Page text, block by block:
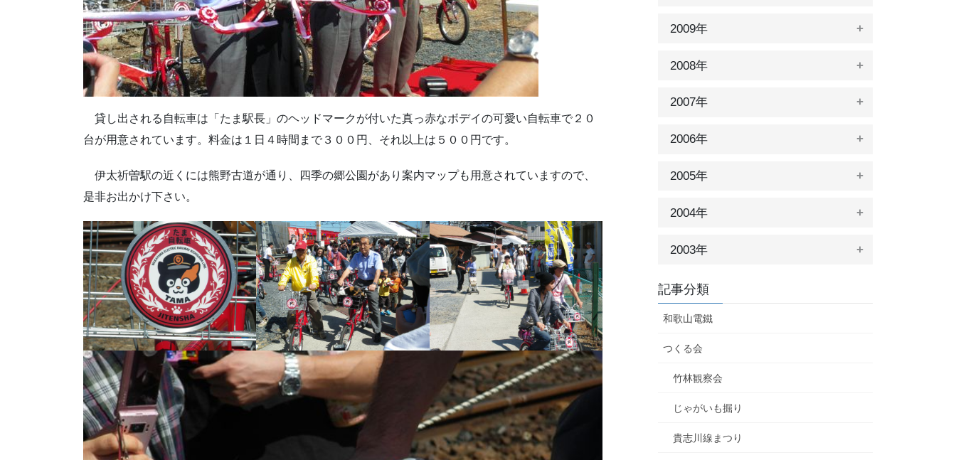
貸し出される自転車は「たま駅長」のヘッドマークが付いた真っ赤なボデイの可愛い自転車で２０
台が用意されています。料金は１日４時間まで３００円、それ以上は５００円です。
伊太祈曽駅の近くには熊野古道が通り、四季の郷公園があり案内マップも用意されていますので、
是非お出かけ下さい。
2009年
2008年
2007年
2006年
2005年
2004年
2003年
記事分類
和歌山電鐵
つくる会
竹林観察会
じゃがいも掘り
貴志川線まつり